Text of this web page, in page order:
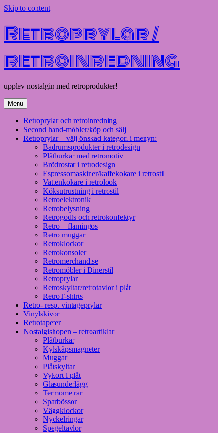
Skip to content
Retroprylar /
retroinredning
upplev nostalgin med retroprodukter!
Menu
Retroprylar och retroinredning
Second hand-möbler/köp och sälj
Retroprylar – välj önskad kategori i menyn:
Badrumsprodukter i retrodesign
Plåtburkar med retromotiv
Brödrostar i retrodesign
Espressomaskiner/kaffekokare i retrostil
Vattenkokare i retrolook
Köksutrustning i retrostil
Retroelektronik
Retrobelysning
Retrogodis och retrokonfektyr
Retro – flamingos
Retro muggar
Retroklockor
Retrokonsoler
Retromerchandise
Retromöbler i Dinerstil
Retroprylar
Retroskyltar/retrotavlor i plåt
RetroT-shirts
Retro- resp. vintageprylar
Vinylskivor
Retrotapeter
Nostalgishopen – retroartiklar
Plåtburkar
Kylskåpsmagneter
Muggar
Plåtskyltar
Vykort i plåt
Glasunderlägg
Termometrar
Sparbössor
Väggklockor
Nyckelringar
Spegeltavlor